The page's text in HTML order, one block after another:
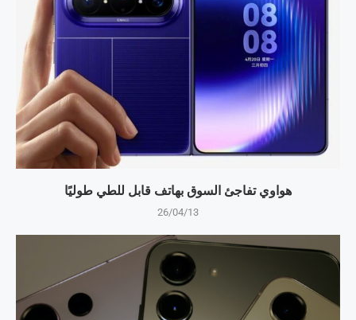
هواوي تفاجئ السوق بهاتف قابل للطي طوليًا
26/04/13